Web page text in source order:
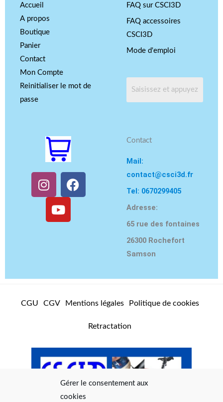
Gérer le consentement aux
cookies
Accueil
A propos
Boutique
Panier
Contact
Mon Compte
Reinitialiser le mot de
passe
FAQ sur CSCI3D
FAQ accessoires
CSCI3D
Mode d'emploi
I
n
s
m
F
a
Y
u
t
Contact
Mail:
contact@csci3d.fr
Tel: 0670299405
Adresse:
65 rue des fontaines
26300 Rochefort
Samson
CGU CGV Mentions légales Politique de cookies
Retractation